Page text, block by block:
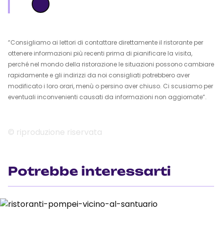
“Consigliamo ai lettori di contattare direttamente il ristorante per
ottenere informazioni più recenti prima di pianificare la visita,
perché nel mondo della ristorazione le situazioni possono cambiare
rapidamente e gli indirizzi da noi consigliati potrebbero aver
modificato i loro orari, menù o persino aver chiuso. Ci scusiamo per
eventuali inconvenienti causati da informazioni non aggiornate”.
© riproduzione riservata
Potrebbe interessarti